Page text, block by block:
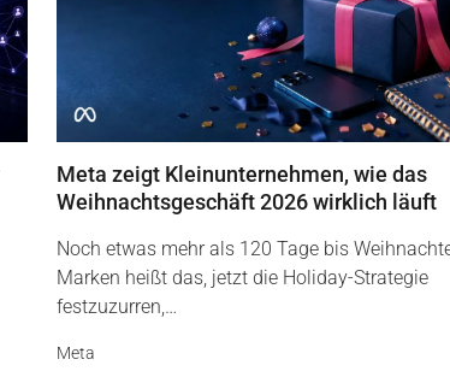
Meta zeigt Kleinunternehmen, wie das
Weihnachtsgeschäft 2026 wirklich läuft
Noch etwas mehr als 120 Tage bis
Marken heißt das, jetzt die Holiday-Strategie
festzuzurren,…
Meta